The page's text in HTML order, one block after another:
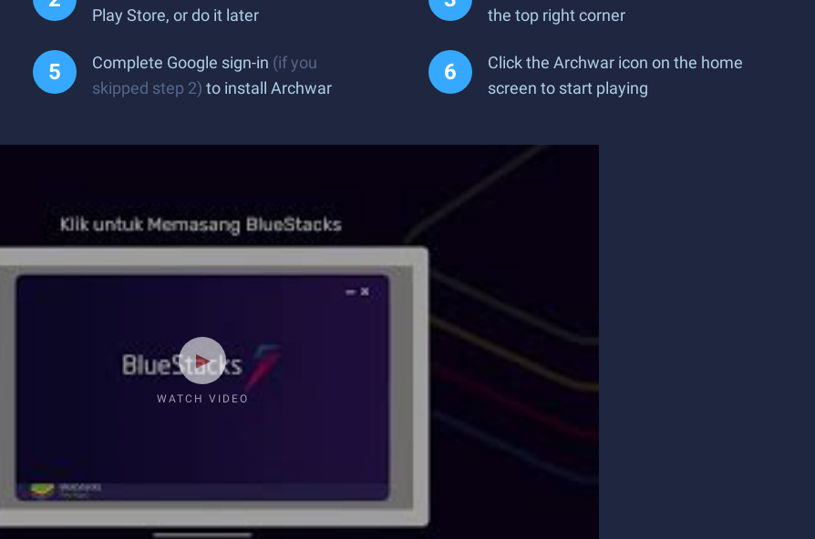
Play Store, or do it later
the top right corner
Complete Google sign-in (if you
skipped step 2) to install Archwar
Click the Archwar icon on the home
screen to start playing
WATCH VIDEO